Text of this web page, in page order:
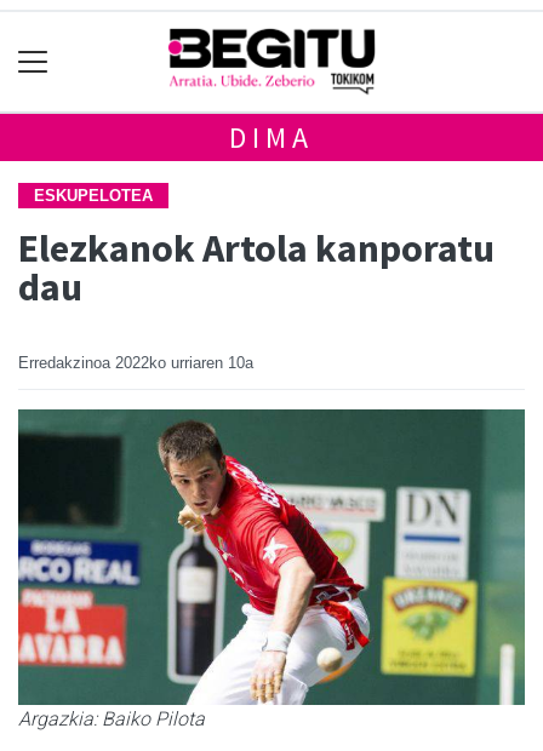
DIMA
ESKUPELOTEA
Elezkanok Artola kanporatu
dau
Erredakzinoa 2022ko urriaren 10a
Argazkia: Baiko Pilota